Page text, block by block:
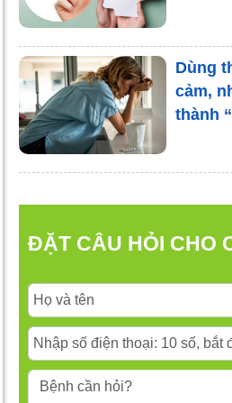
Dùng
cảm,
thành
ĐẶT CÂU HỎI CHO